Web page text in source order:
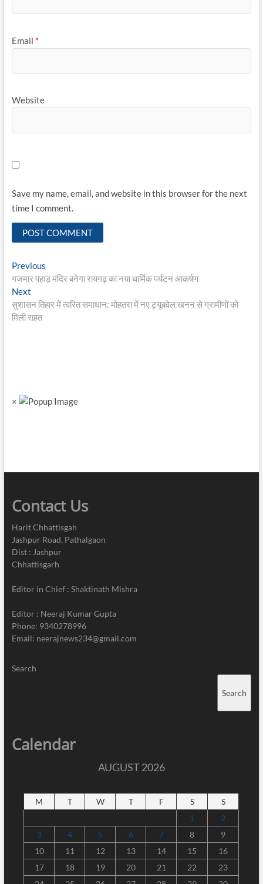
Email *
Website
Save my name, email, and website in this browser for the next
time I comment.
Post
navigation
PreviousPrevious
post:
गजमार पहाड़ मंदिर बनेगा रायगढ़ का नया धार्मिक पर्यटन आकर्षण
NextNext
post:
सुशासन तिहार में त्वरित समाधान: मोहतरा में नए ट्यूबवेल खनन से ग्रामीणों को
मिली राहत
×
Contact Us
Harit Chhattisgah
Jashpur Road, Pathalgaon
Dist : Jashpur
Chhattisgarh
Editor in Chief : Shaktinath Mishra
Editor : Neeraj Kumar Gupta
Phone: 9340278996
Email: neerajnews234@gmail.com
Search
Search
Calendar
AUGUST 2026
M T W T F S
S
1
2
3
4 5 6 7 8
9
10
11 12 13 14 15
16
17
18 19 20 21 22
23